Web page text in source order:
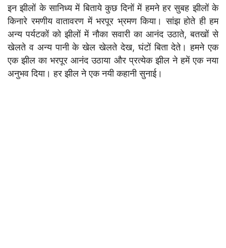
इन झीलों के सानिध्य में बिताये कुछ दिनों में हमने हर सुबह झीलों के
किनारे रमणीय वातावरण में भरपूर भ्रमण किया। सांझ होते ही हम
अन्य पर्यटकों को झीलों में नौका सवारी का आनंद उठाते, बतखों से
खेलते व अन्य पानी के खेल खेलते देख, घंटों बिता देते। हमने एक
एक झील का भरपूर आनंद उठाया और प्रत्येक झील ने हमें एक नया
अनुभव दिया। हर झील ने एक नयी कहानी सुनाई।